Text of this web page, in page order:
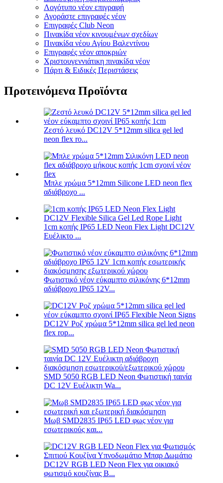
Λογότυπο νέον επιγραφή
Αγοράστε επιγραφές νέον
Επιγραφές Club Neon
Πινακίδα νέον κινουμένων σχεδίων
Πινακίδα νέου Αγίου Βαλεντίνου
Επιγραφές νέον αποκριών
Χριστουγεννιάτικη πινακίδα νέον
Πάρτι & Ειδικές Περιστάσεις
Προτεινόμενα Προϊόντα
Ζεστό λευκό DC12V 5*12mm silica gel led
neon flex ro...
Μπλε χρώμα 5*12mm Silicone LED neon flex
αδιάβροχο ...
1cm κοπής IP65 LED Neon Flex Light DC12V
Ευέλικτο ...
Φωτιστικό νέον εύκαμπτο σιλικόνης 6*12mm
αδιάβροχο IP65 12V...
DC12V Ροζ χρώμα 5*12mm silica gel led neon
flex rop...
SMD 5050 RGB LED Neon Φωτιστική ταινία
DC 12V Ευέλικτη Wa...
Μωβ SMD2835 IP65 LED φως νέον για
εσωτερικούς και...
DC12V RGB LED Neon Flex για οικιακό
φωτισμό κουζίνας Β...